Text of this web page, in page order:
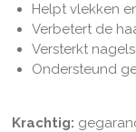
Helpt vlekken
Verbetert de
Versterkt
Ondersteund
Krachtig: